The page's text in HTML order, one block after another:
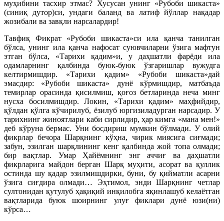
муҳибини тасхир этмас? Хусусан унинг «Рубоби шикаста»
(синиқ дутор)си, ундаги баланд ва латиф йўллар нақадар
жозибали ва завқли нарсалардир!
Тавфиқ Фикрат «Рубоби шикаста»си ила қанча танилган
бўлса, унинг ила қанча нафосат суювчиларни ўзига мафтун
этган бўлса, «Тарихи қадим»и, у даҳшатли фарёди ила
одамларнинг қалбинда буюк-буюк ўзгаришлар вужудга
келтирмишдир. «Тарихи қадим» «Рубоби шикаста»дай
эмасдир: «Рубоби шикаста» дунё кўрмишдир, матбаъда
темирлар орасинда қисилмиш, қоғоз бетларинда неча минг
нусха босилмишдир. Локин, «Тарихи қадим» маҳфийдир,
қўлдан қўлга кўчирилуб, ёзилуб юргизиладурган нарсадир. У
тарихнинг жиноятлари каби сирлидир, ҳар кимга «мана мен!»
деб кўруна бермас. Уни босдириш мумкин бўлмади. У олий
фикрлар бечора Шарқнинг кўҳна, чирик миясига сиғмади;
забун, эзилган шарқлининг кенг қалбинда жой топа олмади;
бир вақтлар. Умар Ҳайёмнинг энг аччиғ ва даҳшатли
фикрларига майдон берган Шарқ муҳити, асорат ва қуллик
остинда шу қадар эзилмишдирки, буни, бу қийматли асарни
ўзига сиғдира олмади… Эҳтимол, энди Шарқнинг четлар
султонидан қутулуб ҳақиқий инқилобга яқинлашуб келаётган
вақтларида буюк шоирнинг улуғ фиклари дунё юзи(ни)
кўрса…